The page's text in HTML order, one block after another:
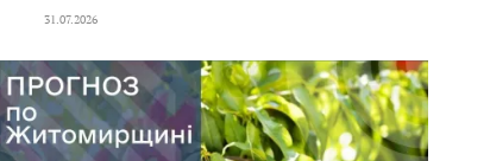
31.07.2026